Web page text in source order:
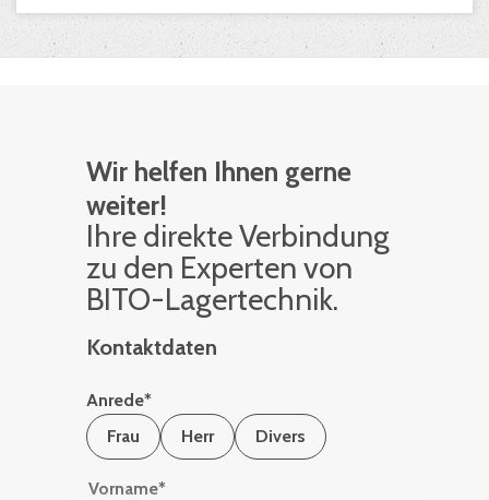
Wir helfen Ihnen gerne
weiter!
Ihre di­rek­te Ver­bin­dung
zu den Ex­per­ten von
BITO-La­ger­tech­nik.
Kontaktdaten
Anrede*
Frau
Herr Divers
Vorname*